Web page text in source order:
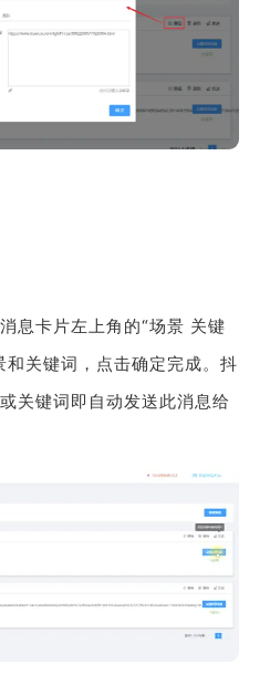
息卡片左上角的“场景 关键
关键词，点击确定完成。 抖
关键词即自动发送此消息给